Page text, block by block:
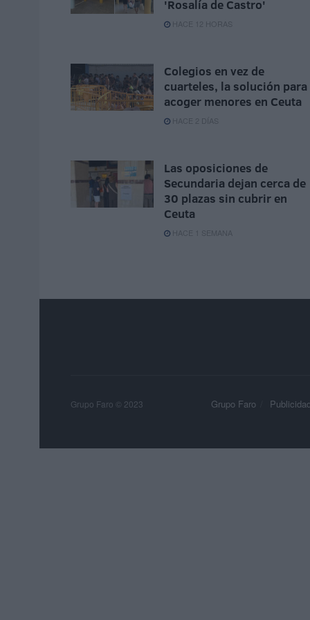
'Rosalía de Castro'
HACE 12 HORAS
Colegios en vez de
cuarteles, la solución para
acoger menores en Ceuta
HACE 2 DÍAS
Las oposiciones de
Secundaria dejan cerca de
30 plazas sin cubrir en
Ceuta
HACE 1 SEMANA
Grupo Faro Publicidad
Grupo Faro © 2023